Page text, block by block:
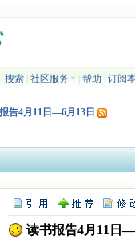
|搜索 |社区服务 |帮助 |订阅
告4月11日—6月13日
读书报告4月11日